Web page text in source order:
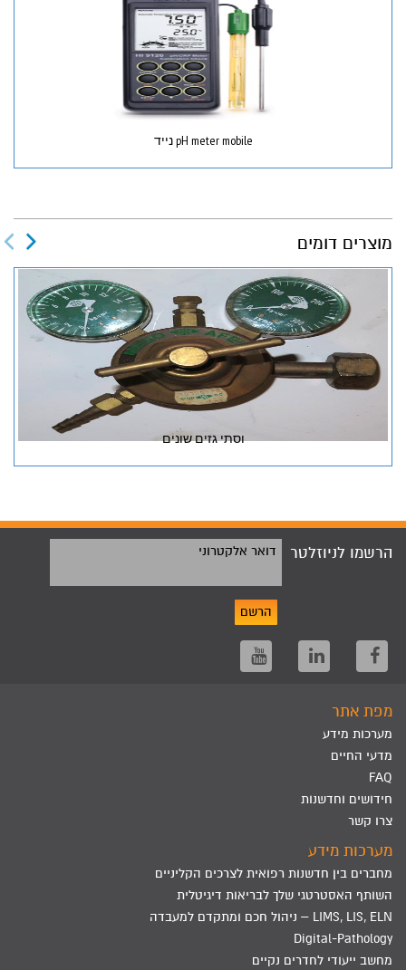
pH meter mobile נייד
מוצרים דומים
וסתי גזים שונים
הרשמו לניוזלטר דואר אלקטרוני
הרשם
מפת אתר
מערכות מידע
מדעי החיים
FAQ
חידושים וחדשנות
צרו קשר
מערכות מידע
מחברים בין חדשנות רפואית לצרכים הקליניים
השותף האסטרטגי שלך לבריאות דיגיטלית
LIMS, LIS, ELN – ניהול חכם ומתקדם למעבדה
Digital-Pathology
מחשב ייעודי לחדרים נקיים